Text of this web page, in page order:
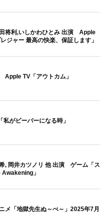
将利,いしかわひとみ 出演 Apple
ジャー 最高の快楽、保証します」
TV「アウトカム」
がビーバーになる時」
, 岡井カツノリ 他 出演 ゲーム「ス
」
メ「地獄先生ぬ～べ～」2025年7月